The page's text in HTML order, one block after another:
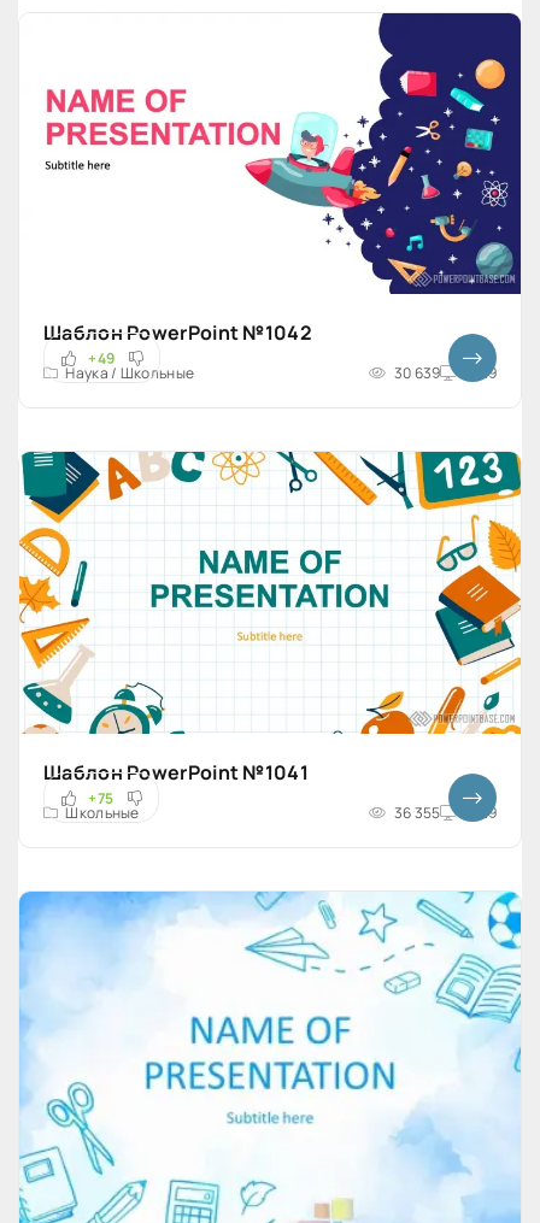
Шаблон PowerPoint №1042
Наука / Школьные 30 639 16x9
+49
Шаблон PowerPoint №1041
Школьные 36 355 16x9
+75